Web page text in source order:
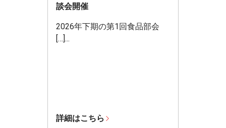
談会開催
2026年下期の第1回食品部会
[…]...
詳細はこちら